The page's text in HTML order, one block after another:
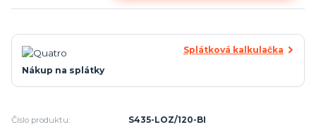
Splátková kalkulačka
Nákup na splátky
Číslo produktu:
S435-LOZ/120-BI